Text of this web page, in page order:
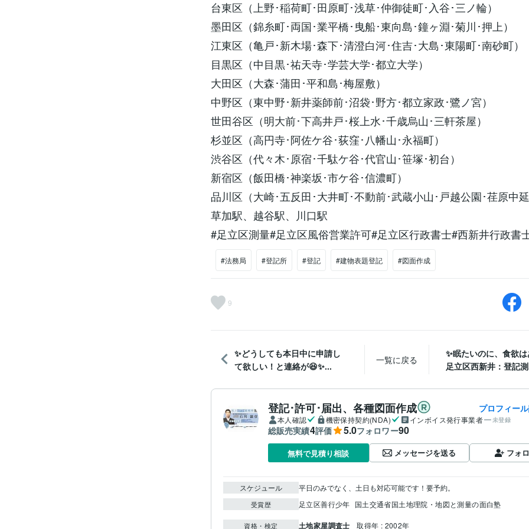
台東区（上野･稲荷町･田原町･浅草･仲御徒町･入谷･三ノ輪）
墨田区（錦糸町･両国･業平橋･曳船･東向島･鐘ヶ淵･菊川･押上）
江東区（亀戸･新木場･森下･清澄白河･住吉･大島･東陽町･南砂町）
目黒区（中目黒･祐天寺･学芸大学･都立大学）
大田区（大森･蒲田･平和島･梅屋敷）
中野区（東中野･新井薬師前･沼袋･野方･都立家政･鷺ノ宮）
世田谷区（明大前･下高井戸･桜上水･千歳烏山･三軒茶屋）
杉並区（高円寺･阿佐ケ谷･荻窪･八幡山･永福町）
渋谷区（代々木･原宿･千駄ケ谷･代官山･笹塚･初台）
新宿区（飯田橋･神楽坂･市ケ谷･信濃町）
品川区（大崎･五反田･大井町･不動前･武蔵小山･戸越公園･荏原中延
草加駅、越谷駅、川口駅
#足立区測量#足立区風俗営業許可#足立区行政書士#西新井行政書
#法務局 #登記所 #登記 #建物表題登記 #図面作成
9
✨どうしても本日中に申請し
て欲しい！と連絡が😆✨...
一覧に戻る
✨眠たいのに、食欲
足立区西新井：登記
登記･許可･届出、各種図面作成 プロフィー
本人確認 機密保持契約(NDA) インボイス発行事業者 未登録
総販売実績4評価 5.0フォロワー90
無料で見積り相談 メッセージを送る フォ
スケジュール 平日のみでなく、土日も対応可能です！要予約。
受賞歴 足立区善行少年 国土交通省国土地理院・地図と測量の面白塾
資格・検定 土地家屋調査士 取得年 : 2002年